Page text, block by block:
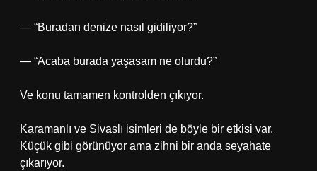
— “Buradan denize nasıl gidiliyor?”
— “Acaba burada yaşasam ne olurdu?”
Ve konu tamamen kontrolden çıkıyor.
Karamanlı ve Sivaslı isimleri de böyle bir etkisi var.
Küçük gibi görünüyor ama zihni bir anda seyahate
çıkarıyor.